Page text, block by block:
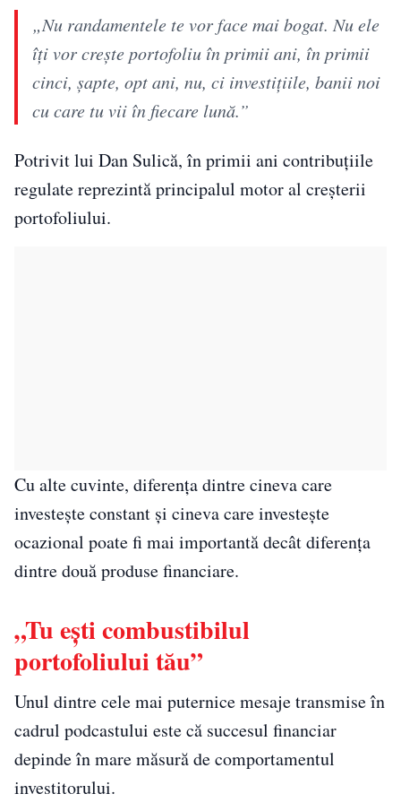
„Nu randamentele te vor face mai bogat. Nu ele
îți vor crește portofoliu în primii ani, în primii
cinci, șapte, opt ani, nu, ci investițiile, banii noi
cu care tu vii în fiecare lună.”
Potrivit lui Dan Sulică, în primii ani contribuțiile
regulate reprezintă principalul motor al creșterii
portofoliului.
Cu alte cuvinte, diferența dintre cineva care
investește constant și cineva care investește
ocazional poate fi mai importantă decât diferența
dintre două produse financiare.
„Tu ești combustibilul
portofoliului tău”
Unul dintre cele mai puternice mesaje transmise în
cadrul podcastului este că succesul financiar
depinde în mare măsură de comportamentul
investitorului.